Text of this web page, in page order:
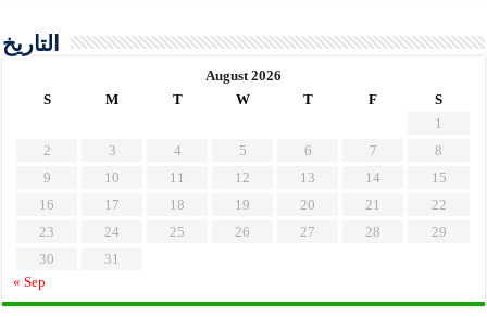
التاريخ
August 2026
S
M T W T F
S
1
2
3 4 5 6 7
8
9
10 11 12 13 14
15
16
17 18 19 20 21
22
23
24 25 26 27 28
29
30
31
« Sep